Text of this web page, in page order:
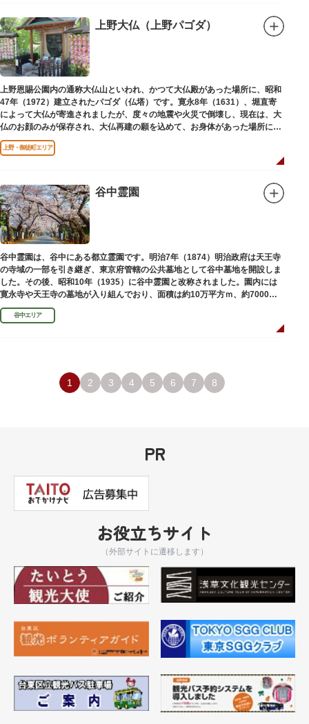
上野大仏（上野パゴダ）
上野恩賜公園内の通称大仏山といわれ、かつて大仏殿があった場所に、昭和
47年（1972）建立されたパゴダ（仏塔）です。寛永8年（1631）、堀直寄
によって大仏が寄進されましたが、度々の地震や火災で倒壊し、現在は、大
仏のお顔のみが保存され、大仏再建の願を込めて、お身体があった場所にパ
ゴダが建てられました。
上野・御徒町エリア
谷中霊園
谷中霊園は、谷中にある都立霊園です。明治7年（1874）明治政府は天王寺
の寺域の一部を引き継ぎ、東京府管轄の公共墓地として谷中墓地を開設しま
した。その後、昭和10年（1935）に谷中霊園と改称されました。園内には
寛永寺や天王寺の墓地が入り組んでおり、面積は約10万平方ｍ、約7000基
の墓が並んでいます。園内を通る「さくら通り」は桜の名所となっていま
す。谷中エリア
1 2 3 4 5 6 7 8
PR
お役立ちサイト
（外部サイトに遷移します）